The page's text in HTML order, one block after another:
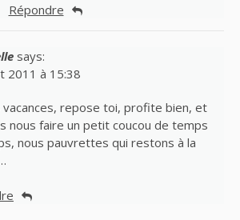
Répondre
says:
2011 à 15:38
vacances, repose toi, profite bien, et
nous faire un petit coucou de temps
nous pauvrettes qui restons à la